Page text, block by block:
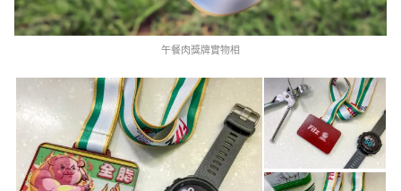
午餐肉獎牌實物相